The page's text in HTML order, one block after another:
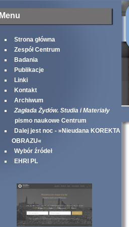
Menu
Strona główna
Zespół Centrum
Badania
Publikacje
Linki
Kontakt
Archiwum
Zagłada Żydów. Studia i Materiały
pismo naukowe Centrum
Dalej jest noc - »Nieudana KOREKTA
OBRAZU«
Wybór źródeł
EHRI PL